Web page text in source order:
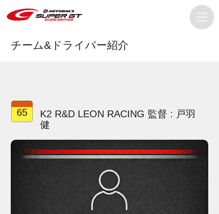
チーム&ドライバー紹介
65
K2 R&D LEON RACING 監督 : 戸羽
健